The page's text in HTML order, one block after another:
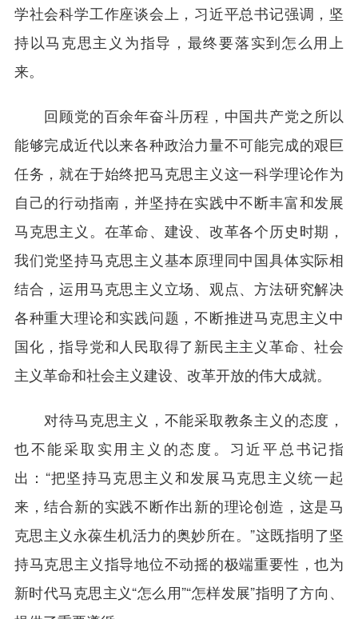
学社会科学工作座谈会上，习近平总书记强调，坚
持以马克思主义为指导，最终要落实到怎么用上
来。
回顾党的百余年奋斗历程，中国共产党之所以
能够完成近代以来各种政治力量不可能完成的艰巨
任务，就在于始终把马克思主义这一科学理论作为
自己的行动指南，并坚持在实践中不断丰富和发展
马克思主义。在革命、建设、改革各个历史时期，
我们党坚持马克思主义基本原理同中国具体实际相
结合，运用马克思主义立场、观点、方法研究解决
各种重大理论和实践问题，不断推进马克思主义中
国化，指导党和人民取得了新民主主义革命、社会
主义革命和社会主义建设、改革开放的伟大成就。
对待马克思主义，不能采取教条主义的态度，
也不能采取实用主义的态度。习近平总书记指
出：“把坚持马克思主义和发展马克思主义统一起
来，结合新的实践不断作出新的理论创造，这是马
克思主义永葆生机活力的奥妙所在。”这既指明了坚
持马克思主义指导地位不动摇的极端重要性，也为
新时代马克思主义“怎么用”“怎样发展”指明了方向、